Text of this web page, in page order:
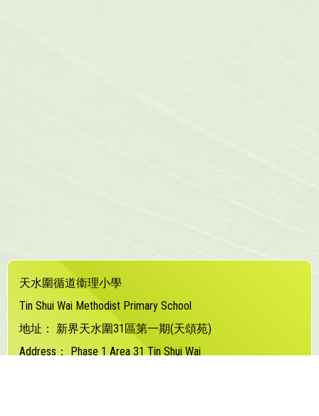
天水圍循道衞理小學
Tin Shui Wai Methodist Primary School
地址：
新界天水圍31區第一期(天頌苑)
Address：
Phase 1 Area 31 Tin Shui Wai